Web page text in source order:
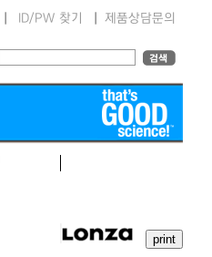
ID/PW 찾기 제품상담문의